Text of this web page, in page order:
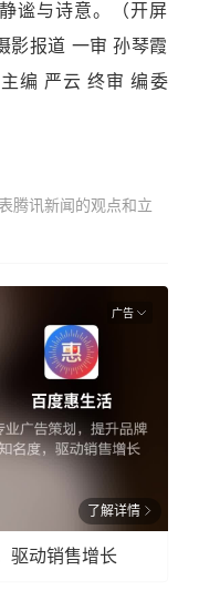
谧与诗意。（开屏
影报道 一审 孙琴霞
编 严云 终审 编委
腾讯新闻的观点和立
广告
了解详情
驱动销售增长